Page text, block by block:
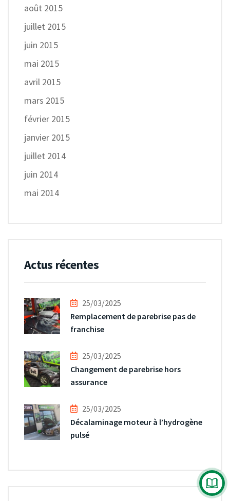
août 2015
juillet 2015
juin 2015
mai 2015
avril 2015
mars 2015
février 2015
janvier 2015
juillet 2014
juin 2014
mai 2014
Actus récentes
25/03/2025
Remplacement de parebrise pas de
franchise
25/03/2025
Changement de parebrise hors
assurance
25/03/2025
Décalaminage moteur à l’hydrogène
pulsé